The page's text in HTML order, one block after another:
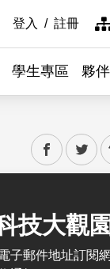
登入 註冊
學生專區 夥伴
facebooktwitter
技大觀
子郵件地址訂閱